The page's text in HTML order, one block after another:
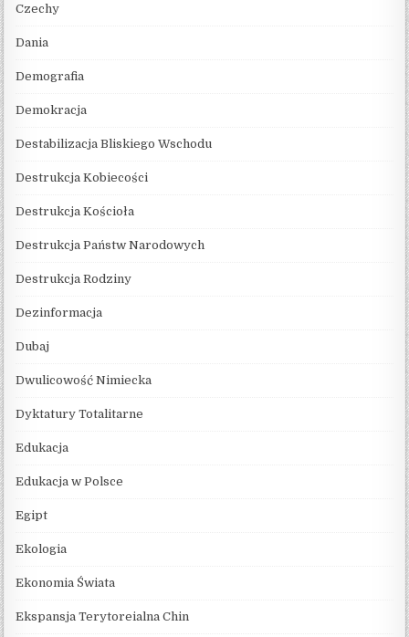
Czechy
Dania
Demografia
Demokracja
Destabilizacja Bliskiego Wschodu
Destrukcja Kobiecości
Destrukcja Kościoła
Destrukcja Państw Narodowych
Destrukcja Rodziny
Dezinformacja
Dubaj
Dwulicowość Nimiecka
Dyktatury Totalitarne
Edukacja
Edukacja w Polsce
Egipt
Ekologia
Ekonomia Świata
Ekspansja Terytoreialna Chin